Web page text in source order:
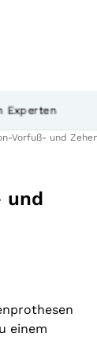
Vorfuß- und
und
einem